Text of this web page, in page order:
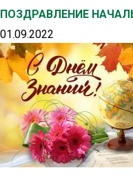
top
ПОЗДРАВЛЕНИЕ
01.09.2022